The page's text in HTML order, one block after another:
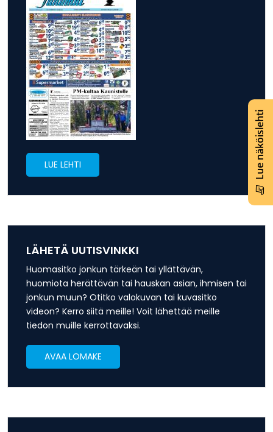
Lue näköislehti
LUE LEHTI
LÄHETÄ UUTISVINKKI
Huomasitko jonkun tärkeän tai yllättävän,
huomiota herättävän tai hauskan asian, ihmisen tai
jonkun muun? Otitko valokuvan tai kuvasitko
videon? Kerro siitä meille! Voit lähettää meille
tiedon muille kerrottavaksi.
AVAA LOMAKE